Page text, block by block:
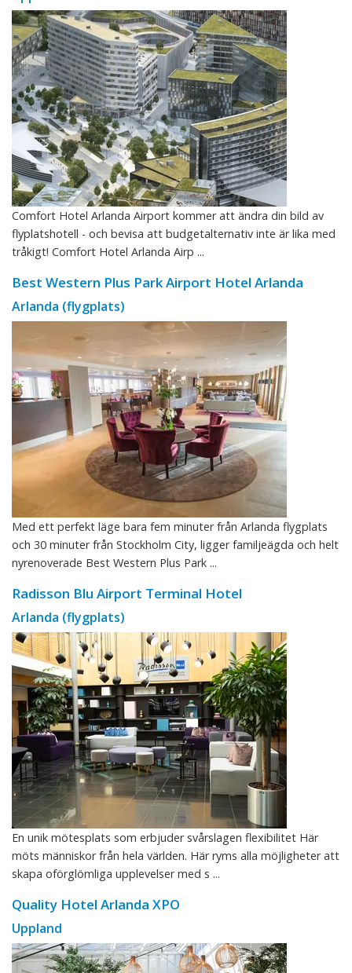
Comfort Hotel Arlanda Airport kommer att ändra din bild av
flyplatshotell - och bevisa att budgetalternativ inte är lika med
tråkigt! Comfort Hotel Arlanda Airp ...
Best Western Plus Park Airport Hotel Arlanda
Arlanda (flygplats)
Med ett perfekt läge bara fem minuter från Arlanda flygplats
och 30 minuter från Stockholm City, ligger familjeägda och helt
nyrenoverade Best Western Plus Park ...
Radisson Blu Airport Terminal Hotel
Arlanda (flygplats)
En unik mötesplats som erbjuder svårslagen flexibilitet Här
möts människor från hela världen. Här ryms alla möjligheter att
skapa oförglömliga upplevelser med s ...
Quality Hotel Arlanda XPO
Uppland